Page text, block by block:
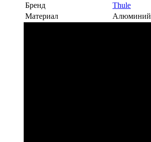
Бренд
Thule
Материал
Алюминий